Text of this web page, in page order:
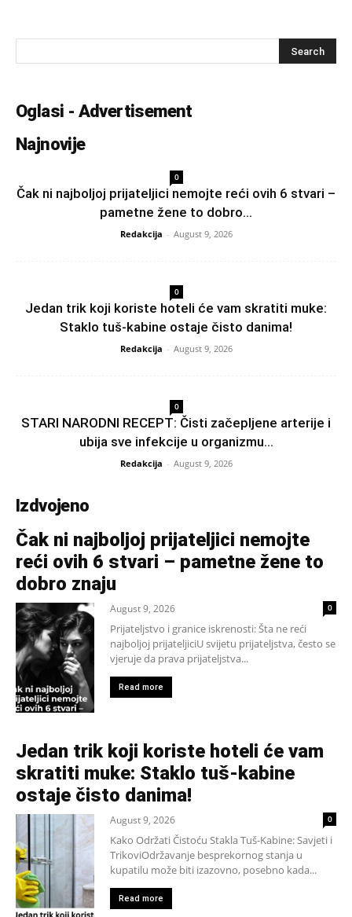
Oglasi - Advertisement
Najnovije
0
Čak ni najboljoj prijateljici nemojte reći ovih 6 stvari –
pametne žene to dobro...
Redakcija - August 9, 2026
0
Jedan trik koji koriste hoteli će vam skratiti muke:
Staklo tuš-kabine ostaje čisto danima!
Redakcija - August 9, 2026
0
STARI NARODNI RECEPT: Čisti začepljene arterije i
ubija sve infekcije u organizmu…
Redakcija - August 9, 2026
Izdvojeno
Čak ni najboljoj prijateljici nemojte
reći ovih 6 stvari – pametne žene to
dobro znaju
August 9, 2026 0
Prijateljstvo i granice iskrenosti: Šta ne reći
najboljoj prijateljiciU svijetu prijateljstva, često se
vjeruje da prava prijateljstva...
Read more
Jedan trik koji koriste hoteli će vam
skratiti muke: Staklo tuš-kabine
ostaje čisto danima!
August 9, 2026 0
Kako Održati Čistoću Stakla Tuš-Kabine: Savjeti i
TrikoviOdržavanje besprekornog stanja u
kupatilu može biti izazovno, posebno kada...
Read more